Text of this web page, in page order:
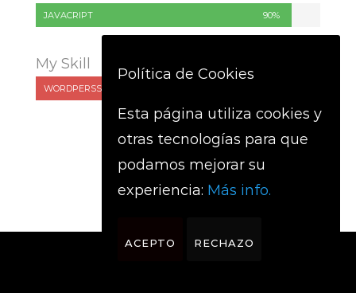
JAVACRIPT 90%
My Skill
WORDPERSS
Política de Cookies
Esta página utiliza cookies y
otras tecnologías para que
podamos mejorar su
experiencia: Más info.
ACEPTO RECHAZO